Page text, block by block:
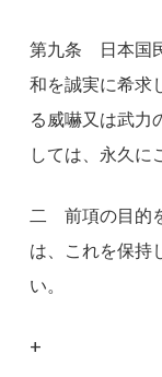
第九条 日本国
和を誠実に希求
る威嚇又は武力
しては、永久に
二 前項の目的
は、これを保持
い。
+